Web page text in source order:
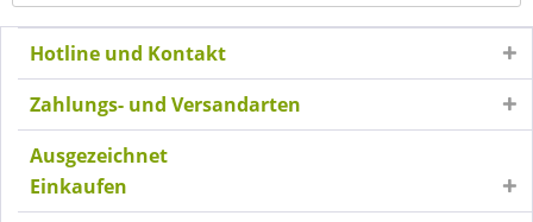
Hotline und Kontakt
Zahlungs- und Versandarten
Ausgezeichnet
Einkaufen